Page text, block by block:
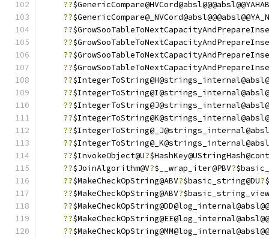
??
??
??
??
??
??
??
??
??
??
??
??
??$InvokeObject@U?
??$JoinAlgorithm@V?$__wrap_iter@PBV?
??$MakeCheckOpString@ABV?$basic_string@DU?
??$MakeCheckOpString@ABV?
??
??
??